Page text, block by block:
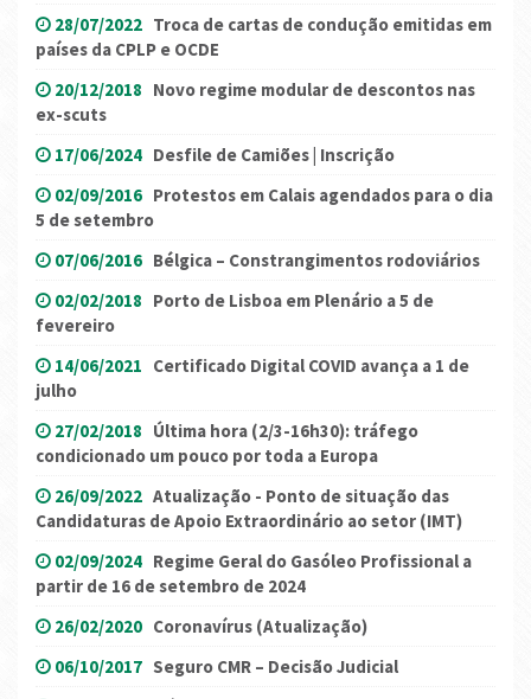
28/07/2022 Troca de cartas de condução emitidas em
países da CPLP e OCDE
20/12/2018 Novo regime modular de descontos nas
ex-scuts
17/06/2024 Desfile de Camiões | Inscrição
02/09/2016 Protestos em Calais agendados para o dia
5 de setembro
07/06/2016 Bélgica – Constrangimentos rodoviários
02/02/2018 Porto de Lisboa em Plenário a 5 de
fevereiro
14/06/2021 Certificado Digital COVID avança a 1 de
julho
27/02/2018 Última hora (2/3-16h30): tráfego
condicionado um pouco por toda a Europa
26/09/2022 Atualização - Ponto de situação das
Candidaturas de Apoio Extraordinário ao setor (IMT)
02/09/2024 Regime Geral do Gasóleo Profissional a
partir de 16 de setembro de 2024
26/02/2020 Coronavírus (Atualização)
06/10/2017 Seguro CMR – Decisão Judicial